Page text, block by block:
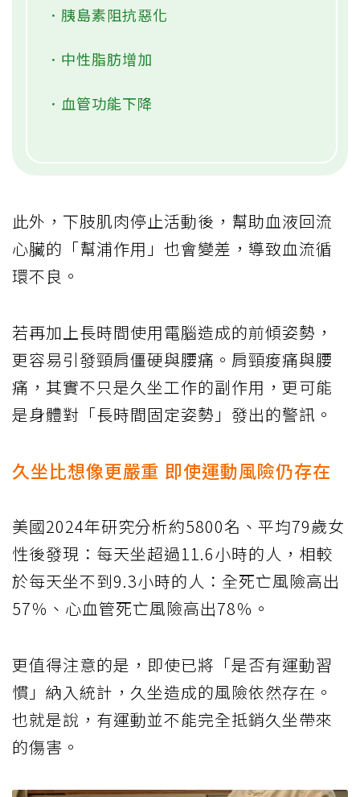
．胰島素阻抗惡化
．中性脂肪增加
．血管功能下降
此外，下肢肌肉停止活動後，幫助血液回流
心臟的「幫浦作用」也會變差，導致血流循
環不良。
若再加上長時間使用電腦造成的前傾姿勢，
更容易引發頸肩僵硬與腰痛。肩頸痠痛與腰
痛，其實不只是久坐工作的副作用，更可能
是身體對「長時間固定姿勢」發出的警訊。
久坐比想像更嚴重 即使運動風險仍存在
美國2024年研究分析約5800名、平均79歲女
性後發現：每天坐超過11.6小時的人，相較
於每天坐不到9.3小時的人：全死亡風險高出
57％、心血管死亡風險高出78％。
更值得注意的是，即使已將「是否有運動習
慣」納入統計，久坐造成的風險依然存在。
也就是說，有運動並不能完全抵銷久坐帶來
的傷害。